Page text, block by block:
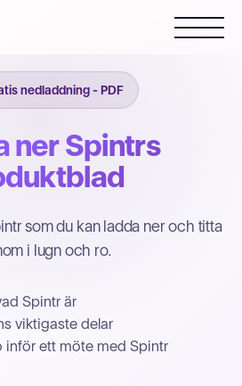
nedladdning - PDF
ner Spintrs
som du kan ladda ner och titta
i lugn och ro.
Spintr är
viktigaste delar
inför ett möte med Spintr